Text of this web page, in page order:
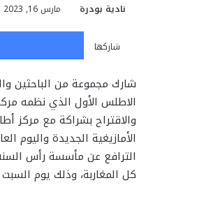
نادية بودرة مارس 16, 2023
شاركها
شارك مجموعة من الباحثين
الاطلس الأول الذي نظمه
والاقتراح بشراكة مع مركز
الأمازيغية الجديدة واليوم
الترافع عن مأسسة رأس
كل المغاربة، وذلك يوم السبت 11 مارس.